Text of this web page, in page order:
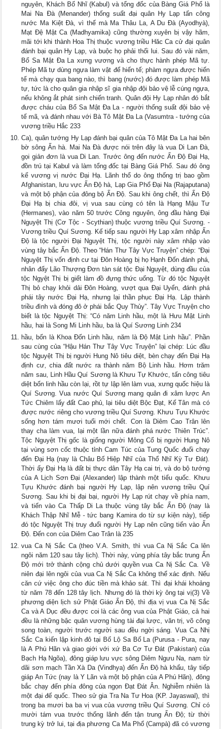
nguyên, Khách Bố Nhĩ (Kabul) và tổng đốc của Bàng Giá Phổ là
Mai Na Ðà (Menander) thống suất đại quân Hy Lạp tấn công
nước Ma Kiệt Ðà, vì thế mà Ma Thâu La, A Du Ðà (Ayodhyà),
Mạt Ðệ Mật Ca (Madhyamika) cũng thường xuyên bị vậy hãm,
mãi tới khi thành Hoa Thị thuộc vương triều Hăc Ca cử đại quân
đánh bại quân Hy Lạp, và buộc họ phải thối lui. Sau đó vài năm,
Bổ Sa Mật Ða La xưng vương và cho thực hành phép Mã tự.
Phép Mã tự dùng ngựa làm vật để hiến tế; phàm ngựa được hiến
tế mà chạy qua bang nào, thì bang (nước) đó được làm phép Mã
tự, tức là cho quân gia nhập sĩ gia nhập đội bảo vệ lễ cúng ngựa,
nếu không ắt phát sinh chiến tranh. Quân đội Hy Lạp nhân đó bắt
được cháu của Bổ Sa Mật Ða La - người thống suất đội bảo vệ
tế mã, và đánh nhau với Bà Tô Mật Ða La (Vasumtra - tướng của
vương triều Hắc 233
Ca), quân tướng Hy Lạp đánh bại quân của Tô Mật Ða La hai bên
bờ sông Ấn hà. Mai Na Ðà được nói trên đây là vua Di Lan Ðà,
gọi giản đơn là vua Di Lan. Trước ông đến nước Ấn Ðộ Ðại Hạ,
đồn trú tại Kabul và làm tổng đốc tại Bàng Giá Phổ. Sau đó ông
kế vương vị nước Ðại Hạ. Lãnh thổ do ông thống trị bao gồm
Afghanistan, lưu vực Ấn Ðộ hà, Lạp Gia Phổ Ðại Na (Rajaputana)
và một bộ phận của đông bộ Ấn Ðộ. Sau khi ông chết, thì Ấn Ðộ
Ðại Hạ bị chia đôi, vị vua sau cùng có tên là Hạng Mậu Tư
(Hermanes), vào năm 50 trước Công nguyên, ông đầu hàng Ðại
Nguyệt Thị (Cơ Tộc - Scythian) thuộc vương triều Quí Sương. -
Vương triều Quí Sương. Kế tiếp sau người Hy Lạp xâm nhập Ấn
Ðộ là tộc người Ðại Nguyệt Thị, tộc người này xâm nhập vào
vùng tây bắc Ấn Ðộ. Theo “Hán Thư Tây Vực Truyện” chép: “Ðại
Nguyệt Thị vốn định cư tại Ðôn Hoàng bị họ Hạnh Ðốn đánh phá,
nhân đấy Lão Thượng Ðơn tàn sát tộc Ðại Nguyệt, dùng đầu của
tộc Ngyệt Thị bị giết làm đồ đựng thức uống. Từ đó tộc Nguyệt
Thị bỏ chạy khỏi dải Ðôn Hoàng, vượt qua Ðại Uyển, đánh phá
phái tây nước Ðại Hạ, nhưng lại thần phục Ðại Hạ. Lập thành
triều đình và đóng đô ở phái bắc Quy Thủy”. Tây Vực Truyện cho
biết là tộc Nguyệt Thị: “Có năm Linh hầu, một là Hưu Mật Linh
hầu, hai là Song Mi Linh hầu, ba là Quí Sương Linh 234
hầu, bốn là Khoa Ðốn Linh hầu, năm là Ðộ Mật Linh hầu”. Phần
sau cùng của “Hậu Hán Thư Tây Vực Truyện” lại chép: Lúc đầu
tộc Nguyệt Thị bị người Hung Nô tiêu diệt, bèn chạy đến Ðại Hạ
định cư, chia đất nước ra thành năm Bộ Linh hầu. Hơm trăm
năm sau, Linh Hầu Quí Sương là Khưu Tự Khước, tấn công tiêu
diệt bốn linh hầu còn lại, rồt tự lập lên làm vua, xưng quốc hiệu là
Quí Sương. Vua nước Quí Sương mang quân đi xâm lược An
Tức Chiêm lấy đất Cao phủ, lại tiêu diệt Bộc Ðạt, Kế Tân mà có
được nước riêng cho vương triều Quí Sương. Khưu Tựu Khước
sống hơn tám mươi tuổi mới chết. Con là Diêm Cao Trân lên
thay cha làm vua, lại một lần nữa đánh phá nước Thiên Trúc”.
Tộc Nguyệt Thị gốc là giống người Mông Cổ bị người Hung Nô
tại vùng sơn cốc thuộc tỉnh Cam Túc của Tung Quốc đuổi chạy
đến Ðại Hạ (nay là Châu Bố Hiệp Nhĩ của Thổ Nhĩ Kỳ Tư Ðát).
Thời ấy Ðại Hạ là đất bị thực dân Tây Hạ cai trị, và do bộ tướng
của A Lịch Sơn Ðại (Alexander) lập thành một tiểu quốc. Khưu
Tựu Khước đánh bại người Hy Lạp, lập nên vương triều Quí
Sương. Sau khi bị đại bại, người Hy Lạp rút chạy về phía nam,
và tiến vào Ca Thấp Di La thuộc vùng tây bắc Ấn Ðộ (nay là
Khách Thập Nhĩ Mễ - tức bang Kamira do từ sự kiện này), tiếp
đó tộc Nguyệt Thị truy đuổi người Hy Lạp nên cũng tiến vào Ấn
Ðộ. Ðến con của Diêm Cao Trân là 235
vua Ca Nị Sắc Ca (theo V.A. Smith, thì vua Ca Nị Sắc Ca lên
ngôi năm 120 sau tây lịch). Thời này, vùng phía tây bắc trung Ấn
Ðộ mới trở thành cộng chủ dưới quyền vua Ca Nị Sắc Ca. Về
niên đại lên ngôi của vua Ca Nị Sắc Ca không thể xác định. Nếu
căn cứ việc ông cho đúc tiền mà khảo sát. Thì đại khái khoảng
từ năm 78 đến 128 tây lịch. Nhưng đó là thời kỳ ông tại vị(3) Về
phương diện lịch sử Phật Giáo Ấn Ðộ, thì địa vị vua Ca Nị Sắc
Ca và A Dục đều được coi là các ông vua của Phật Giáo, cả hai
đều là những bậc quân vương hùng tài đại lược, văn trị, võ công
song toàn, người trước người sau đều ngời sáng. Vua Ca Nhị
Sắc Ca kiến lập kinh đô tại Bố Lộ Sa Bố La (Purusa - Pura, nay
là A Phú Hãn và giao giới với xứ Ba Cơ Tư Ðát (Pakistan) của
Bạch Hạ Ngõa), đông giáp lưu vực sông Diêm Ngưu Na, nam từ
dãi sơn mạch Tần Xà Da (Vindhya) đến Ấn Ðộ hà khẩu, tây tiếp
giáp An Tức (nay là Y Lãn và một bộ phận của A Phú Hãn), đông
bắc chạy đến phía đông của ngọn Ðạt Ðát Ân. Nghiễm nhiên là
một đại đế quốc. Theo sử gia Tra Na Tư Hoa (KP. Jayaswal), thì
trong ba mươi ba ba vị vua của vương triều Quí Sương. Chỉ có
mười tám vua trước thống lãnh đến tận trung Ấn Ðộ; từ thời
trung kỳ trở lui, tại địa phương Ca Ma Phổ (Campà) đã có vương